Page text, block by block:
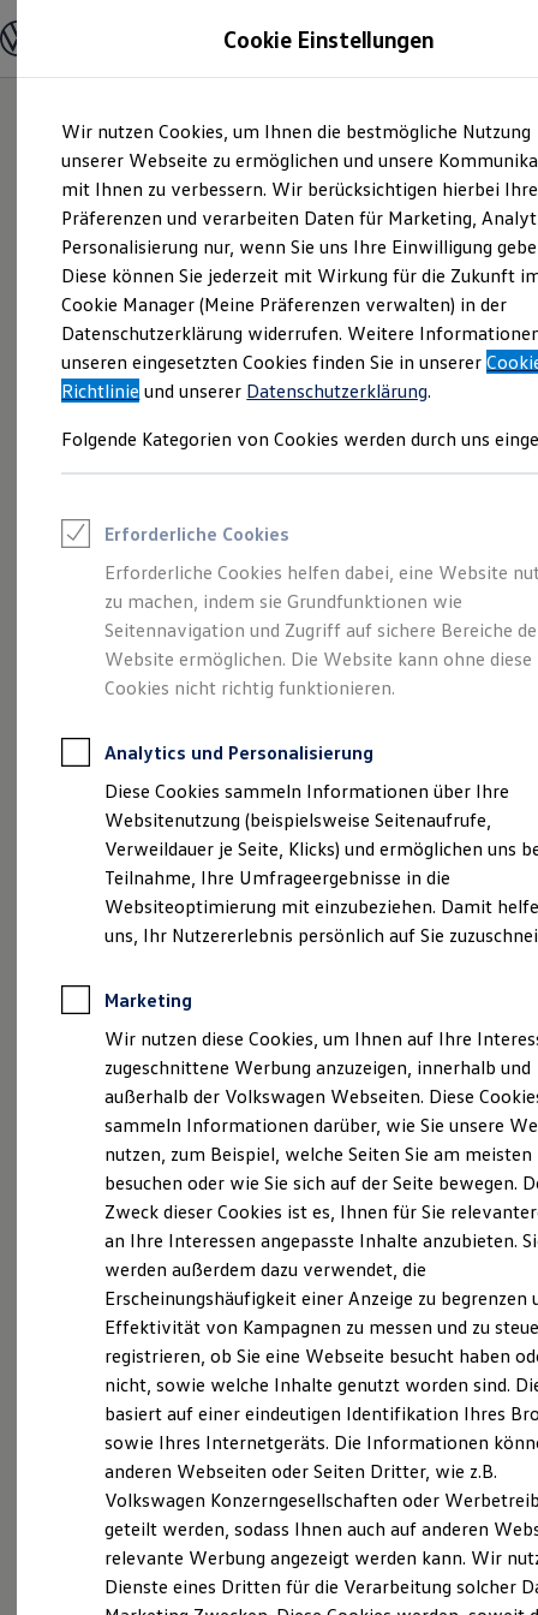
Hauptinhalt
springen
Footer
springen
Modelle und Konfigurator
Modelle vergleichen
Elektroautos
ENERGY Sondermodelle
Nutzfahrzeuge
SUV und CUV
Familienautos
Kombis
Kompaktwagen
Sportwagen
Schnell verfügbare Fahrzeuge
Angebote und Produkte
Aktuelle Angebote
E-Auto-Förderung
Volkswagen Marktplatz
Junge Gebrauchtwagen und Gebrauchtwagen
Saisonangebote
Leasing
Leasing-Angebote
Gebrauchtwagen Leasing
Junge Gebrauchtwagen-Leasing
Elektroauto Leasing
Kleinwagen-Leasing
Leasing ohne Anzahlung
Autokredit mit Schlussrate
Versicherungen und Garantien
Kfz-Versicherung
Restschuldversicherungen
Garantien
Wartungsverträge
Geschäftskunden
Professional Class bei Volkswagen
Großkunden
Behörden
Anpfiff zum Gewinn
Elektroautos
ID. Tutorials
Elektrofahrzeugkonzepte
Reichweite
Reichweite der ID. Modelle
Reichweite im Winter
Laden
Laden unterwegs
Laden Zuhause
Ladezeitensimulator
Batterie
Sicherheit
Garantie und Lebensdauer
Nachhaltigkeit
Technologie
Kosten und Kauf
Verbrauchskosten
Kaufoptionen
E-Auto-Förderung
Software und Konnektivität
Die ID. Software 6
ID. Software Versionen und Updates
Digitale Extras
Schnittstellen zu Ihrem ID.
Größer. Entspannter.
Reichweiter. Der ID.7.
Probefahrt vereinbaren
Fahrzeugangebot anfordern
Servicetermin buchen
Serviceanfrage stellen
Cookie Einstellungen
Wir nutzen Cookies, um Ihnen die bestmögliche Nutzung
unserer Webseite zu ermöglichen und unsere
mit Ihnen zu verbessern. Wir berücksichtigen hierbei Ihre
Präferenzen und verarbeiten Daten für Marketing,
Personalisierung nur, wenn Sie uns Ihre Einwilligung
Diese können Sie jederzeit mit Wirkung für die Zukunft
Cookie Manager (Meine Präferenzen verwalten) in der
Datenschutzerklärung widerrufen. Weitere
unseren eingesetzten Cookies finden Sie in unserer
Richtlinie und unserer Datenschutzerklärung.
Folgende Kategorien von Cookies werden durch uns
Erforderliche Cookies
Erforderliche Cookies helfen dabei, eine Website
zu machen, indem sie Grundfunktionen wie
Seitennavigation und Zugriff auf sichere Bereiche
Website ermöglichen. Die Website kann ohne diese
Cookies nicht richtig funktionieren.
Analytics und Personalisierung
Diese Cookies sammeln Informationen über Ihre
Websitenutzung (beispielsweise Seitenaufrufe,
Verweildauer je Seite, Klicks) und ermöglichen uns
Teilnahme, Ihre Umfrageergebnisse in die
Websiteoptimierung mit einzubeziehen. Damit
uns, Ihr Nutzererlebnis persönlich auf Sie
Marketing
Wir nutzen diese Cookies, um Ihnen auf Ihre
zugeschnittene Werbung anzuzeigen, innerhalb und
außerhalb der Volkswagen Webseiten. Diese
sammeln Informationen darüber, wie Sie unsere
nutzen, zum Beispiel, welche Seiten Sie am meisten
besuchen oder wie Sie sich auf der Seite bewegen.
Zweck dieser Cookies ist es, Ihnen für Sie
an Ihre Interessen angepasste Inhalte anzubieten.
werden außerdem dazu verwendet, die
Erscheinungshäufigkeit einer Anzeige zu begrenzen
Effektivität von Kampagnen zu messen und zu
registrieren, ob Sie eine Webseite besucht haben
nicht, sowie welche Inhalte genutzt worden sind.
basiert auf einer eindeutigen Identifikation Ihres
sowie Ihres Internetgeräts. Die Informationen
anderen Webseiten oder Seiten Dritter, wie z.B.
Volkswagen Konzerngesellschaften oder
geteilt werden, sodass Ihnen auch auf anderen
relevante Werbung angezeigt werden kann. Wir
Dienste eines Dritten für die Verarbeitung solcher